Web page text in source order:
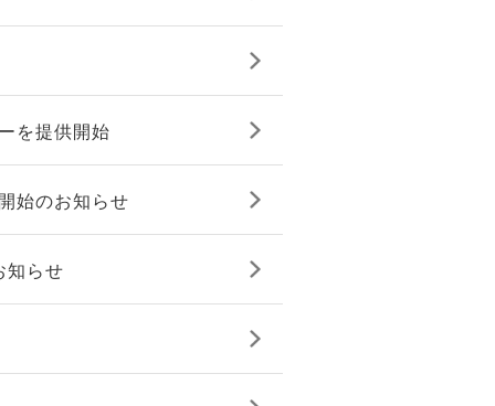
を提供開始
始のお知らせ
知らせ